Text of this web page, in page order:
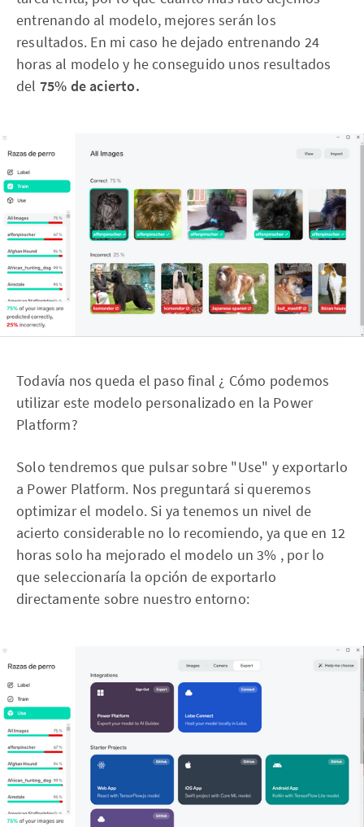
entrenando al modelo, mejores serán los
resultados. En mi caso he dejado entrenando 24
horas al modelo y he conseguido unos resultados
del 75% de acierto.
Todavía nos queda el paso final ¿ Cómo podemos
utilizar este modelo personalizado en la Power
Platform?
Solo tendremos que pulsar sobre "Use" y exportarlo
a Power Platform. Nos preguntará si queremos
optimizar el modelo. Si ya tenemos un nivel de
acierto considerable no lo recomiendo, ya que en 12
horas solo ha mejorado el modelo un 3% , por lo
que seleccionaría la opción de exportarlo
directamente sobre nuestro entorno: